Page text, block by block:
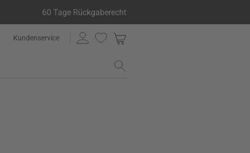
60 Tage Rückgaberecht
Kundenservice